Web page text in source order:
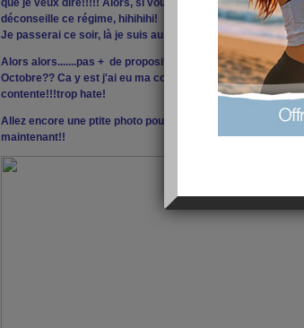
que je veux dire!!!!! Alors, si vous etes en phase de
déconseille ce régime, hihihihi!
Je passerai ce soir, là je suis au boulot.
Alors alors.......pas + de propositions sur ma destination
Octobre?? Ca y est j'ai eu ma confirmation de paiement!! Je
contente!!!trop hate!
Allez encore une ptite photo pour vous mettre sur la voie,
maintenant!!